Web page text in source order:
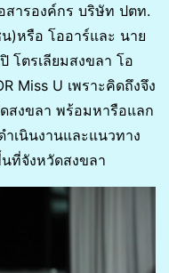
ารองค์กร บริษัท ปตท.
)หรือ โออาร์และ นาย
โตรเลียมสงขลา โอ
Miss U เพราะคิดถึงจึง
สงขลา พร้อมหารือแลก
ำเนินงานและแนวทาง
ที่จังหวัดสงขลา